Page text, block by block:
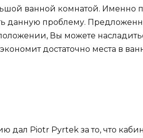
ванной комнатой.
проблему.
Вы можете
достаточно места в
дал Piotr Pyrtek за то, что